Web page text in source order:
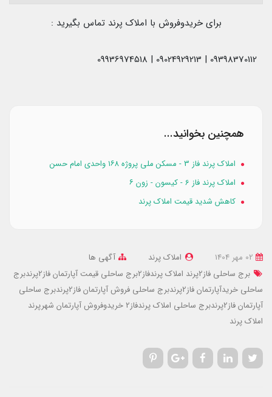
برای خریدوفروش با املاک پرند تماس بگیرید :
همچنین بخوانید...
املاک پرند فاز 3 - مسکن ملی پروژه ۱۶۸ واحدی امام حسن
املاک پرند فاز 6 - کیسون - زون ۶
کاهش شدید قیمت املاک پرند
املاک پرند
آگهی ها
برج ساحلی فاز2پرند
املاک پرندفاز2برج ساحلی
قیمت آپارتمان فاز2پرندبرج
ساحلی خریدآپارتمان فاز2پرندبرج ساحلی
فروش آپارتمان فاز2پرندبرج ساحلی
آپارتمان فاز2پرندبرج ساحلی
املاک پرندفاز2
خریدوفروش آپارتمان شهرپرند
املاک پرند